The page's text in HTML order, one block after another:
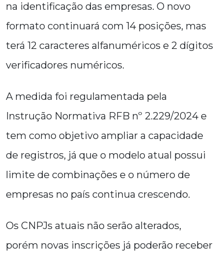
na identificação das empresas. O novo
formato continuará com 14 posições, mas
terá 12 caracteres alfanuméricos e 2 dígitos
verificadores numéricos.
A medida foi regulamentada pela
Instrução Normativa RFB nº 2.229/2024 e
tem como objetivo ampliar a capacidade
de registros, já que o modelo atual possui
limite de combinações e o número de
empresas no país continua crescendo.
Os CNPJs atuais não serão alterados,
porém novas inscrições já poderão receber